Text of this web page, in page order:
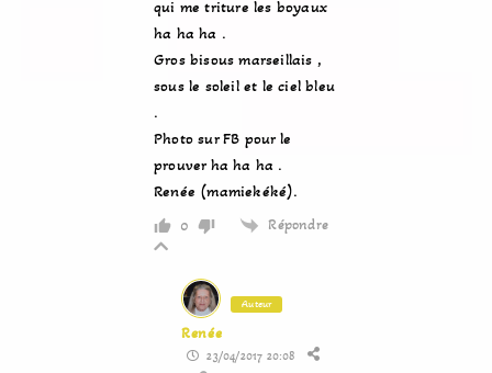
qui me triture les boyaux
ha ha ha .
Gros bisous marseillais ,
sous le soleil et le ciel bleu
.
Photo sur FB pour le
prouver ha ha ha .
Renée (mamiekéké).
0 Répondre
Auteur
Renée
23/04/2017 20:08